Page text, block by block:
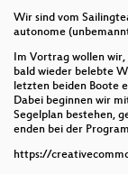
Wir sind vom
autonome
Im Vortrag wollen
bald wieder belebte
letzten beiden Boote
Dabei beginnen wir
Segelplan bestehen,
enden bei der
https://